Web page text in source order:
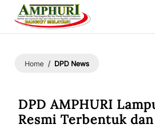
Home DPD News
DPD AMPHURI
Resmi Terbentuk